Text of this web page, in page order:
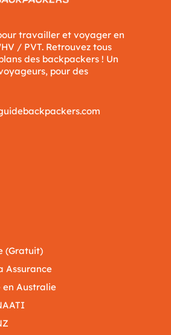
travailler et voyager en
/ PVT. Retrouvez tous
des backpackers ! Un
pour des
(Gratuit)
Assurance
en Australie